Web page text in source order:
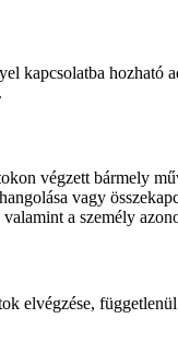
kapcsolatba
végzett bármely
vagy
a személy
elvégzése,